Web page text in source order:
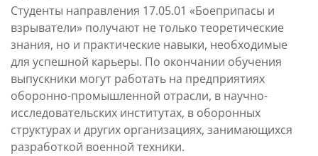
Студенты направления 17.05.01 «Боеприпасы и
взрыватели» получают не только теоретические
знания, но и практические навыки, необходимые
для успешной карьеры. По окончании обучения
выпускники могут работать на предприятиях
оборонно-промышленной отрасли, в научно-
исследовательских институтах, в оборонных
структурах и других организациях, занимающихся
разработкой военной техники.